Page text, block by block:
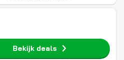
Bekijk deals